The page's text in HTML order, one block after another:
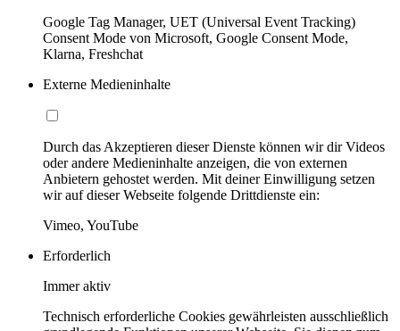
Google Tag Manager, UET (Universal Event Tracking)
Consent Mode von Microsoft, Google Consent Mode,
Klarna, Freshchat
Externe Medieninhalte
Durch das Akzeptieren dieser Dienste können wir dir Videos
oder andere Medieninhalte anzeigen, die von externen
Anbietern gehostet werden. Mit deiner Einwilligung setzen
wir auf dieser Webseite folgende Drittdienste ein:
Vimeo, YouTube
Erforderlich
Immer aktiv
Technisch erforderliche Cookies gewährleisten ausschließlich